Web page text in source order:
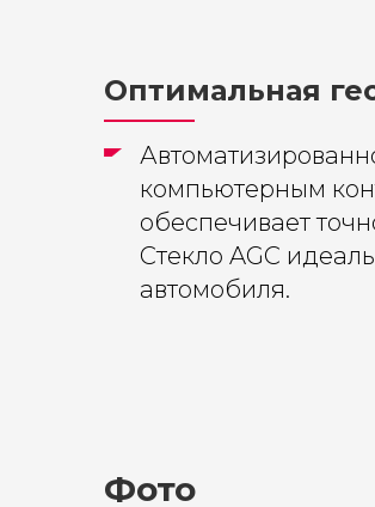
Оптимальная
компьютерным
обеспечивает
Стекло AGC
автомобиля.
Фото